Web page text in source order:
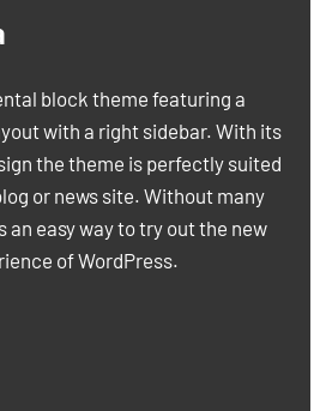
block theme featuring a
with a right sidebar. With its
the theme is perfectly suited
or news site. Without many
an easy way to try out the new
of WordPress.